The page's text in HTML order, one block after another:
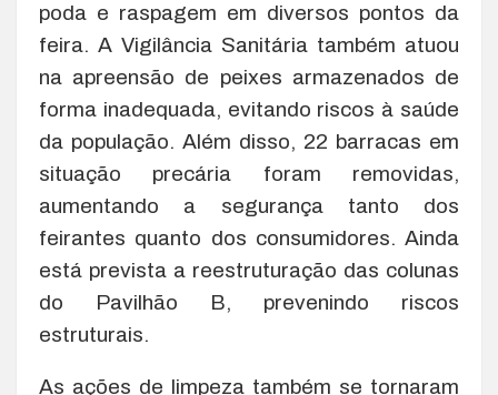
poda e raspagem em diversos pontos da
feira. A Vigilância Sanitária também atuou
na apreensão de peixes armazenados de
forma inadequada, evitando riscos à saúde
da população. Além disso, 22 barracas em
situação precária foram removidas,
aumentando a segurança tanto dos
feirantes quanto dos consumidores. Ainda
está prevista a reestruturação das colunas
do Pavilhão B, prevenindo riscos
estruturais.
As ações de limpeza também se tornaram